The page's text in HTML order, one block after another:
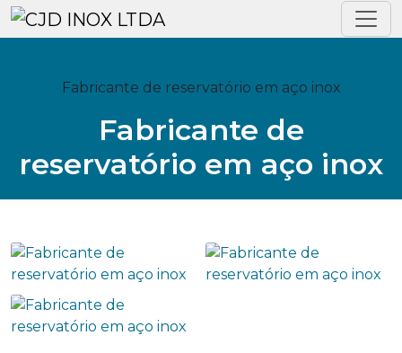
Fabricante de reservatório em aço inox
Fabricante de
reservatório em aço inox